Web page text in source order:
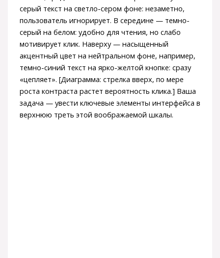
серый текст на светло-сером фоне: незаметно,
пользователь игнорирует. В середине — темно-
серый на белом: удобно для чтения, но слабо
мотивирует клик. Наверху — насыщенный
акцентный цвет на нейтральном фоне, например,
темно-синий текст на ярко-желтой кнопке: сразу
«цепляет». [Диаграмма: стрелка вверх, по мере
роста контраста растет вероятность клика.] Ваша
задача — увести ключевые элементы интерфейса в
верхнюю треть этой воображаемой шкалы.